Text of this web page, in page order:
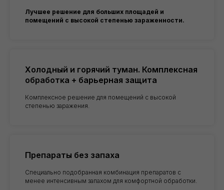
Лучшее решение для больших площадей и
помещений с высокой степенью зараженности.
Холодный и горячий туман. Комплексная
обработка + барьерная защита
Комплексное решение для помещений с высокой
степенью заражения.
Препараты без запаха
Специально подобранная комбинация препаратов с
менее интенсивным запахом для комфортной обработки.